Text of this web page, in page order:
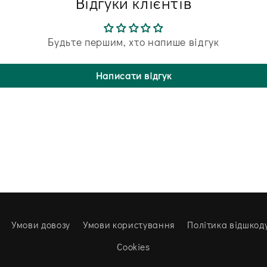
Будьте першим, хто напише відгук
Написати відгук
Умови довозу Умови користування Політика
Cookies